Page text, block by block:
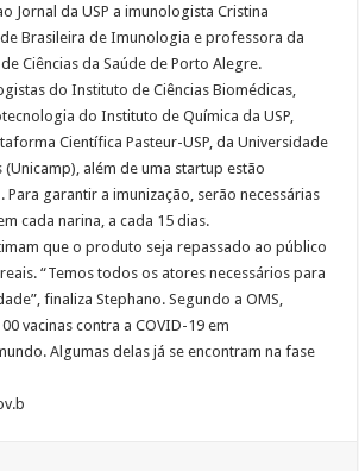
Jornal da USP a imunologista Cristina
Brasileira de Imunologia e professora da
Ciências da Saúde de Porto Alegre.
do Instituto de Ciências Biomédicas,
do Instituto de Química da USP,
Científica Pasteur-USP, da Universidade
(Unicamp), além de uma startup estão
garantir a imunização, serão necessárias
cada narina, a cada 15 dias.
que o produto seja repassado ao público
“Temos todos os atores necessários para
finaliza Stephano. Segundo a OMS,
vacinas contra a COVID-19 em
Algumas delas já se encontram na fase